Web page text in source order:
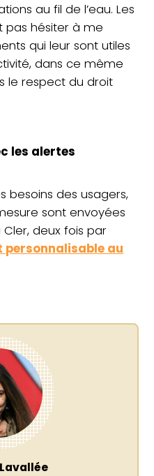
au fil de l’eau. Les
pas hésiter à me
qui leur sont utiles
dans ce même
le respect du droit
les alertes
besoins des usagers,
sont envoyées
deux fois par
personnalisable au